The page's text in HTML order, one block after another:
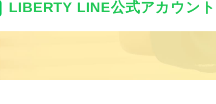
LIBERTY LINE公式アカウント